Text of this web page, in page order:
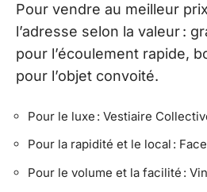
Pour vendre au meilleur
l’adresse selon la valeur :
pour l’écoulement rapide,
pour l’objet convoité.
Pour le luxe : Vestiaire
Pour la rapidité et le local :
Pour le volume et la facilité :